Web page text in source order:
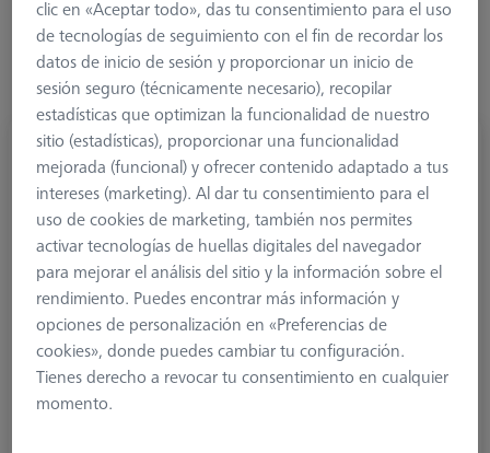
Palpador escalonado M3 XXT, DK0.5 L13
626113-0051-013
clic en «Aceptar todo», das tu consentimiento para el uso
de tecnologías de seguimiento con el fin de recordar los
datos de inicio de sesión y proporcionar un inicio de
sesión seguro (técnicamente necesario), recopilar
estadísticas que optimizan la funcionalidad de nuestro
sitio (estadísticas), proporcionar una funcionalidad
mejorada (funcional) y ofrecer contenido adaptado a tus
intereses (marketing). Al dar tu consentimiento para el
uso de cookies de marketing, también nos permites
activar tecnologías de huellas digitales del navegador
para mejorar el análisis del sitio y la información sobre el
rendimiento. Puedes encontrar más información y
opciones de personalización en «Preferencias de
cookies», donde puedes cambiar tu configuración.
Tienes derecho a revocar tu consentimiento en cualquier
momento.